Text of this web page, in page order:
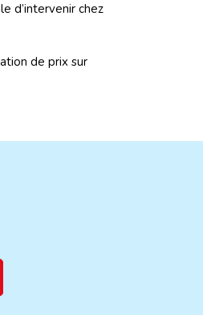
d’intervenir chez
de prix sur